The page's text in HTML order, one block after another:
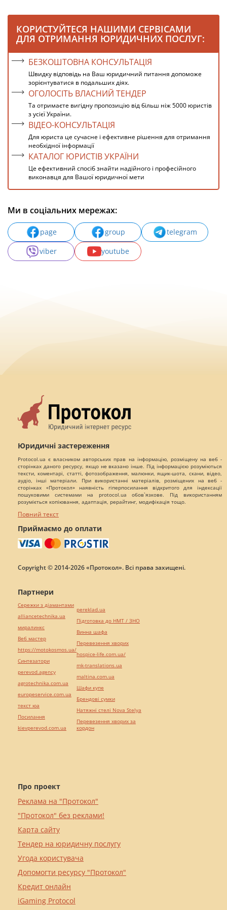
КОРИСТУЙТЕСЯ НАШИМИ СЕРВІСАМИ
ДЛЯ ОТРИМАННЯ ЮРИДИЧНИХ ПОСЛУГ:
БЕЗКОШТОВНА КОНСУЛЬТАЦІЯ
Швидку відповідь на Ваш юридичний питання допоможе
зорієнтуватися в подальших діях.
ОГОЛОСІТЬ ВЛАСНИЙ ТЕНДЕР
Та отримаєте вигідну пропозицію від більш ніж 5000 юристів
з усієї України.
ВІДЕО-КОНСУЛЬТАЦІЯ
Для юриста це сучасне і ефективне рішення для отримання
необхідної інформації
КАТАЛОГ ЮРИСТІВ УКРАЇНИ
Це ефективний спосіб знайти надійного і професійного
виконавця для Вашої юридичної мети
Ми в соціальних мережах:
page group
telegram
viber
youtube
Юридичні застереження
Protocol.ua є власником авторських прав на інформацію, розміщену на веб -
сторінках даного ресурсу, якщо не вказано інше. Під інформацією розуміються
тексти, коментарі, статті, фотозображення, малюнки, ящик-шота, скани, відео,
аудіо, інші матеріали. При використанні матеріалів, розміщених на веб -
сторінках «Протокол» наявність гіперпосилання відкритого для індексації
пошуковими системами на protocol.ua обов`язкове. Під використанням
розуміється копіювання, адаптація, рерайтинг, модифікація тощо.
Повний текст
Приймаємо до оплати
Copyright © 2014-2026 «Протокол». Всі права захищені.
Про проект
Реклама на "Протокол"
"Протокол" без реклами!
Карта сайту
Тендер на юридичну послугу
Угода користувача
Допомогти ресурсу "Протокол"
Кредит онлайн
iGaming Protocol
Партнери
Сережки з діамантами
alliancetechnika.ua
миралинкс
Веб мастер
https://motokosmos.ua/
Синтезатори
perevod.agency
agrotechnika.com.ua
europeservice.com.ua
текст юа
Посилання
kievperevod.com.ua
pereklad.ua
Підготовка до НМТ / ЗНО
Винна шафа
Перевезення хворих
hospice-life.com.ua/
mk-translations.ua
maltina.com.ua
Шафи купе
Брендові сумки
Натяжні стелі Nova Stelya
Перевезення хворих за
кордон